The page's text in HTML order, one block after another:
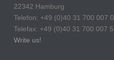
22342 Hamburg
Telefon: +49 (0)40 31 700 007 0
Telefax: +49 (0)40 31 700 007 5
Write us!